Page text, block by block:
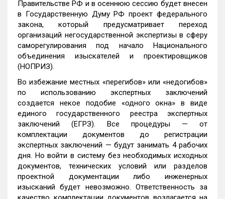
Правительстве РФ и в осеннюю сессию будет внесен
в Государственную Думу РФ проект федерального
закона, который предусматривает переход
организаций негосударственной экспертизы в сферу
саморегулирования под начало Национального
объединения изыскателей и проектировщиков
(НОПРИЗ).
Во избежание местных «перегибов» или «недогибов»
по использованию экспертных заключений
создается некое подобие «одного окна» в виде
единого государственного реестра экспертных
заключений (ЕГРЗ). Все процедуры — от
комплектации документов до регистрации
экспертных заключений — будут занимать 4 рабочих
дня. Но войти в систему без необходимых исходных
документов, технических условий или разделов
проектной документации либо инженерных
изысканий будет невозможно. Ответственность за